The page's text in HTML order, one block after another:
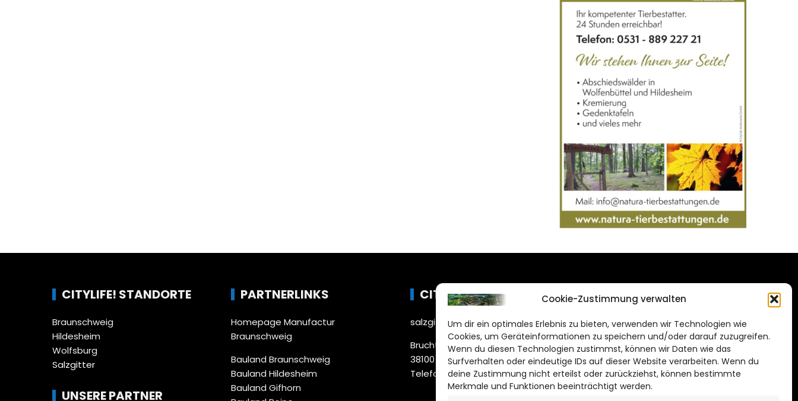
Cookie-Zustimmung verwalten
Um dir ein optimales Erlebnis zu bieten, verwenden wir Technologien wie
Cookies, um Geräteinformationen zu speichern und/oder darauf zuzugreifen.
Wenn du diesen Technologien zustimmst, können wir Daten wie das
Surfverhalten oder eindeutige IDs auf dieser Website verarbeiten. Wenn du
deine Zustimmung nicht erteilst oder zurückziehst, können bestimmte
Merkmale und Funktionen beeinträchtigt werden.
CITYLIFE! STANDORTE
Braunschweig
Hildesheim
Wolfsburg
Salzgitter
UNSERE PARTNER
PARTNERLINKS
Homepage Manufactur
Braunschweig
Bauland Braunschweig
Bauland Hildesheim
Bauland Gifhorn
CITYLIFE!
salzgitter@citylifemedien.de
Bruchtorwall 12
38100 Braunschweig
Telefon: 0531 387220 – 65
DAS STADTMAGAZIN
FÜR SALZGITTER
Impressum
Datenschutzerklärung
Cookie Richtlinie
CITYLIFE! BEI FACEBOOK